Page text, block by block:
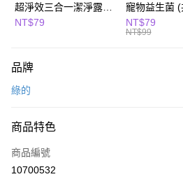
全盈+PAY
「Hami Point」為中華電信所提供之點數服
運送方式
每筆NT$80，滿NT$799(含以上)免運費
付款後全家取貨
每筆NT$80，滿NT$799(含以上)免運費
超淨效三合一潔淨露
200ml(濃郁麝香)
NT$79
寵物益生菌 (
選) 1.5gx2包/盒、
2gx2包/盒
NT$79
NT$99
品牌
綠的
商品特色
商品編號
10700532